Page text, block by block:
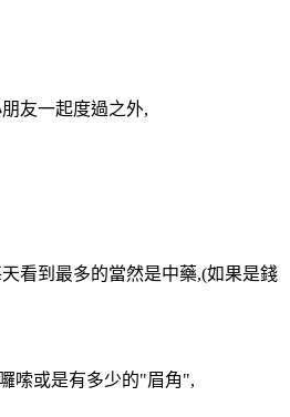
友一起度過之外,
看到最多的當然是中藥,(如果是錢
嗦或是有多少的"眉角",